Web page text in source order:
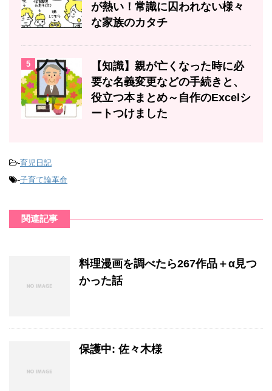
が熱い！常識に囚われない様々
な家族のカタチ
5
【知識】親が亡くなった時に必
要な名義変更などの手続きと、
役立つ本まとめ～自作のExcelシ
ートつけました
-育児日記
-子育て論革命
関連記事
料理漫画を調べたら267作品＋α見つ
かった話
保護中: 佐々木様